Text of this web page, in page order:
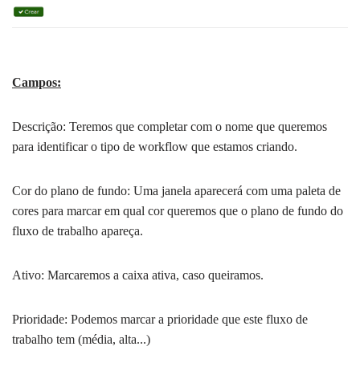
Campos:
Descrição: Teremos que completar com o nome que queremos
para identificar o tipo de workflow que estamos criando.
Cor do plano de fundo: Uma janela aparecerá com uma paleta de
cores para marcar em qual cor queremos que o plano de fundo do
fluxo de trabalho apareça.
Ativo: Marcaremos a caixa ativa, caso queiramos.
Prioridade: Podemos marcar a prioridade que este fluxo de
trabalho tem (média, alta...)